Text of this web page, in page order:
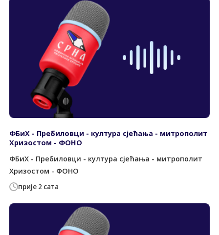
прије 2 сата
ФБиХ - Пребиловци - култура сјећања - митрополит
Хризостом - ФОНО
ФБиХ - Пребиловци - култура сјећања - митрополит
Хризостом - ФОНО